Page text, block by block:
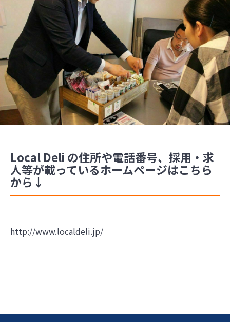
Local Deli の住所や電話番号、採用・求
人等が載っているホームページはこちら
から↓
http://www.localdeli.jp/